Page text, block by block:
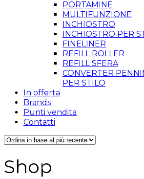
PORTAMINE
MULTIFUNZIONE
INCHIOSTRO
INCHIOSTRO PER
FINELINER
REFILL ROLLER
REFILL SFERA
CONVERTER
PER STILO
In offerta
Brands
Punti vendita
Contatti
Shop